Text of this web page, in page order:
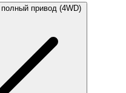
привод (4WD)